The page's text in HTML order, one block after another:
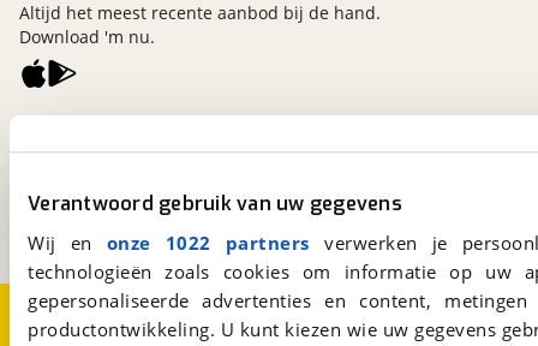
Verantwoord gebruik van uw gegevens
Wij en onze 1022 partners verwerken je
technologieën zoals cookies om informatie op
gepersonaliseerde advertenties en content,
productontwikkeling. U kunt kiezen wie uw gegevens
Een initiatief van
Altijd het meest recente aanbod bij de hand.
Download 'm nu.
Over viaBOVAG.nlDisclaimer- en Privacyverklaring
CookievoorkeurenVacatures